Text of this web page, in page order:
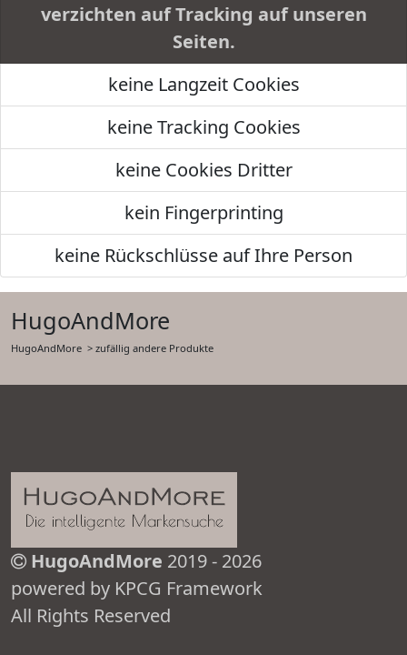
verzichten auf Tracking auf unseren
Seiten.
keine Langzeit Cookies
keine Tracking Cookies
keine Cookies Dritter
kein Fingerprinting
keine Rückschlüsse auf Ihre Person
HugoAndMore
HugoAndMore > zufällig andere Produkte
HugoAndMore 2019 - 2026
powered by KPCG Framework
All Rights Reserved